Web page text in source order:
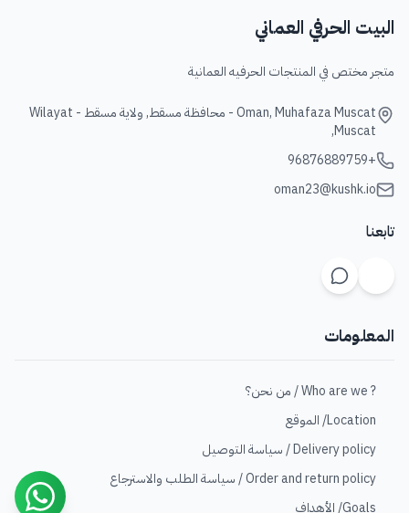
البيت الحرفي العماني
متجر مختص في المنتجات الحرفيه العمانية
Oman, Muhafaza Muscat - محافظة مسقط, ولاية مسقط - Wilayat
Muscat,
+96876889759
oman23@kushk.io
تابعنا
المعلومات
? Who are we / من نحن؟
Location/ الموقع
Delivery policy / سياسة التوصيل
Order and return policy / سياسة الطلب والاسترجاع
Goals/ الأهداف